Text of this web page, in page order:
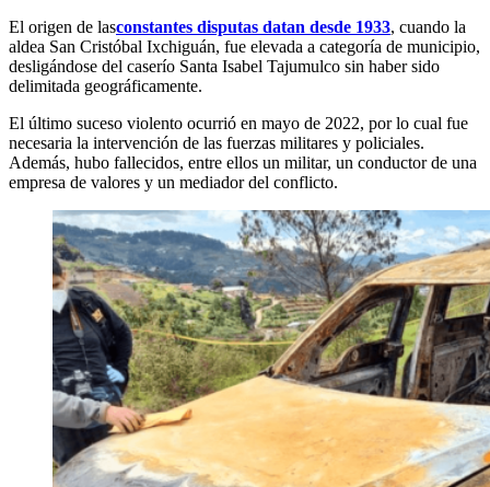
El origen de lasconstantes disputas datan desde 1933, cuando la
aldea San Cristóbal Ixchiguán, fue elevada a categoría de municipio,
desligándose del caserío Santa Isabel Tajumulco sin haber sido
delimitada geográficamente.
El último suceso violento ocurrió en mayo de 2022, por lo cual fue
necesaria la intervención de las fuerzas militares y policiales.
Además, hubo fallecidos, entre ellos un militar, un conductor de una
empresa de valores y un mediador del conflicto.